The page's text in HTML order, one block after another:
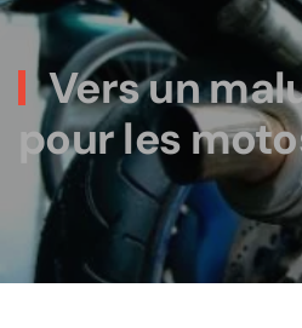
Vers un
pour les